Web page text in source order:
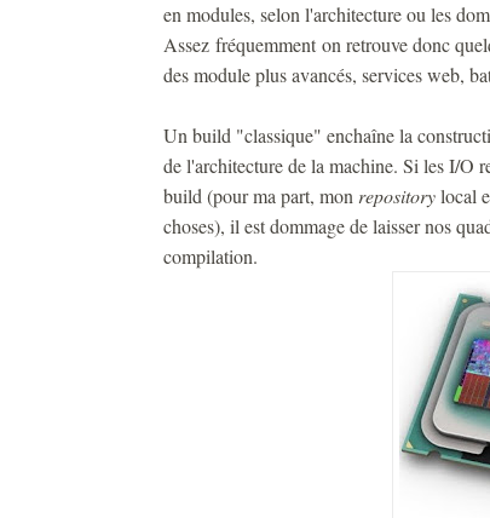
en modules, selon l'architecture ou les
Assez fréquemment on retrouve donc
des module plus avancés, services web,
Un build "classique" enchaîne la
de l'architecture de la machine. Si les I/O
build (pour ma part, monrepositorylocal
choses), il est dommage de laisser nos
compilation.